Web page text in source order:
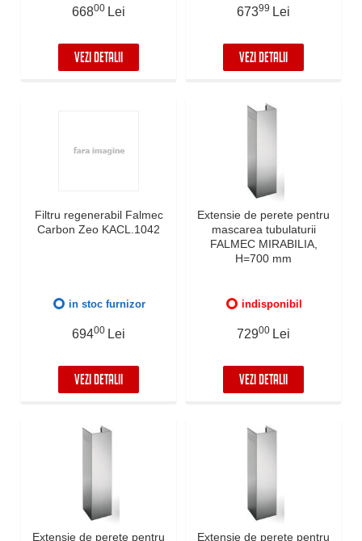
66800 Lei
VEZI DETALII
67399 Lei
VEZI DETALII
Filtru regenerabil Falmec
Carbon Zeo KACL.1042
in stoc furnizor
69400 Lei
VEZI DETALII
Extensie de perete pentru
mascarea tubulaturii
FALMEC MIRABILIA,
H=700 mm
indisponibil
72900 Lei
VEZI DETALII
Extensie de perete pentru
Extensie de perete pentru